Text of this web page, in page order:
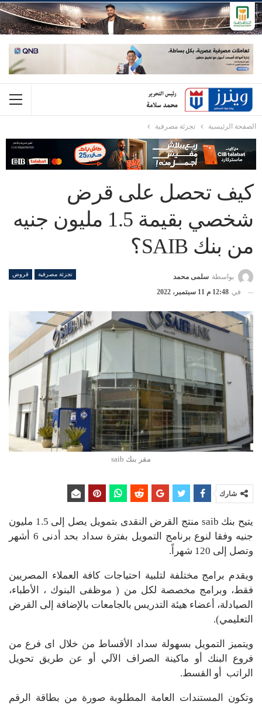
الصفحة الرئيسية تجزئة مصرفية
كيف تحصل على قرض
شخصي بقيمة 1.5 مليون جنيه
من بنك SAIB؟
تجزئة مصرفية قروض بواسطة سلمى محمد
في 12:48 م 11 سبتمبر، 2022
مقر بنك saib
شارك
يتيح بنك saib منتج القرض النقدى بتمويل يصل إلى 1.5 مليون
جنيه وفقا لنوع برنامج التمويل بفترة سداد بحد أدنى 6 أشهر
وتصل إلى 120 شهراً.
ويقدم برامج مختلفة لتلبية احتياجات كافة العملاء المصريين
فقط، وبرامج مخصصة لكل من ( موظفى البنوك ، الأطباء،
الصيادلة، أعضاء هيئة التدريس بالجامعات بالإضافة إلى القرض
التعليمي).
ويتميز التمويل بسهولة سداد الأقساط من خلال اى فرع من
فروع البنك أو ماكينة الصراف الآلي أو عن طريق تحويل
الراتب أو القسط.
وتكون المستندات العامة المطلوبة صورة من بطاقة الرقم